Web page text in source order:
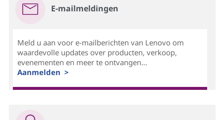
E-mailmeldingen
Meld u aan voor e-mailberichten van Lenovo om
waardevolle updates over producten, verkoop,
evenementen en meer te ontvangen...
Aanmelden >